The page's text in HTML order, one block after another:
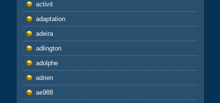
activit
adaptation
adeira
adlington
adolphe
adrien
ae988